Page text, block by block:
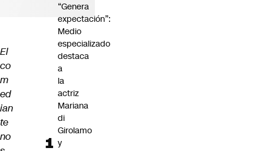
El
co
m
ed
ian
te
no
“Genera
expectación”:
Medio
especializado
destaca
a
la
actriz
Mariana
di
Girolamo
y